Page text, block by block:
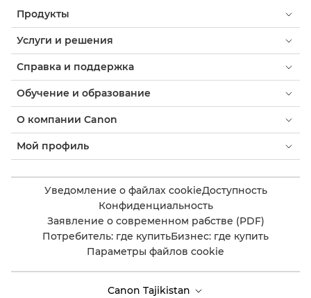
Продукты
Услуги и решения
Справка и поддержка
Обучение и образование
О компании Canon
Мой профиль
Уведомление о файлах cookieДоступность
Конфиденциальность
Заявление о современном рабстве (PDF)
Потребитель: где купитьБизнес: где купить
Параметры файлов cookie
Canon Tajikistan